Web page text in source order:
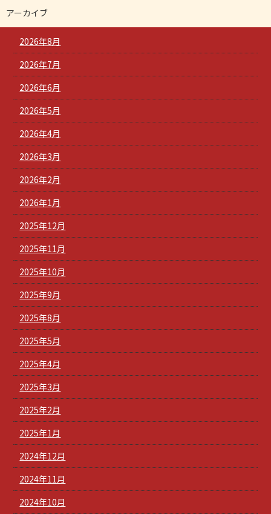
アーカイブ
2026年8月
2026年7月
2026年6月
2026年5月
2026年4月
2026年3月
2026年2月
2026年1月
2025年12月
2025年11月
2025年10月
2025年9月
2025年8月
2025年5月
2025年4月
2025年3月
2025年2月
2025年1月
2024年12月
2024年11月
2024年10月